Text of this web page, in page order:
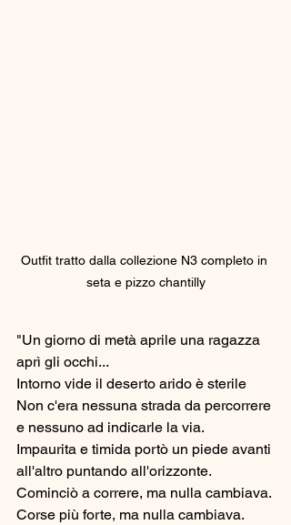
Outfit tratto dalla collezione N3 completo in
seta e pizzo chantilly
"Un giorno di metà aprile una ragazza
aprì gli occhi...
Intorno vide il deserto arido è sterile
Non c'era nessuna strada da percorrere
e nessuno ad indicarle la via.
Impaurita e timida portò un piede avanti
all'altro puntando all'orizzonte.
Cominciò a correre, ma nulla cambiava.
Corse più forte, ma nulla cambiava.